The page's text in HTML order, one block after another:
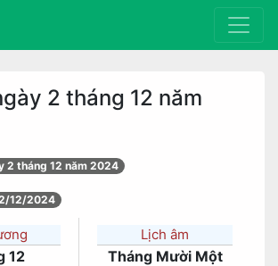
2 tháng 12 năm
2 tháng 12 năm 2024
12/2024
12
Lịch âm
Tháng Mười Một